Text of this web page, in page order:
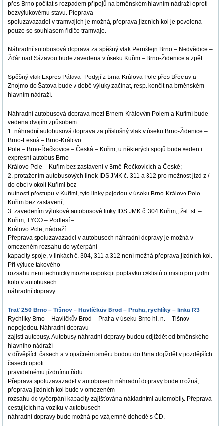
přes Brno počítat s rozpadem přípojů na brněnském hlavním nádraží oproti
bezvýlukovému stavu. Přeprava
spoluzavazadel v tramvajích je možná, přeprava jízdních kol je povolena
pouze se souhlasem řidiče tramvaje.
Náhradní autobusová doprava za spěšný vlak Pernštejn Brno – Nedvědice –
Žďár nad Sázavou bude zavedena v úseku Kuřim – Brno-Židenice a zpět.
Spěšný vlak Expres Pálava–Podyjí z Brna-Králova Pole přes Břeclav a
Znojmo do Šatova bude v době výluky začínat, resp. končit na brněnském
hlavním nádraží.
Náhradní autobusová doprava mezi Brnem-Královým Polem a Kuřimí bude
vedena dvojím způsobem:
1. náhradní autobusová doprava za příslušný vlak v úseku Brno-Židenice –
Brno-Lesná – Brno-Královo
Pole – Brno-Řečkovice – Česká – Kuřim, u některých spojů bude veden i
expresní autobus Brno-
Královo Pole – Kuřim bez zastavení v Brně-Řečkovicích a České;
2. protažením autobusových linek IDS JMK č. 311 a 312 pro možnost jízd z /
do obcí v okolí Kuřimi bez
nutnosti přestupu v Kuřimi, tyto linky pojedou v úseku Brno-Královo Pole –
Kuřim bez zastavení;
3. zavedením výlukové autobusové linky IDS JMK č. 304 Kuřim,, žel. st. –
Kuřim, TYCO – Podlesí –
Královo Pole, nádraží.
Přeprava spoluzavazadel v autobusech náhradní dopravy je možná v
omezeném rozsahu do vyčerpání
kapacity spoje, v linkách č. 304, 311 a 312 není možná přeprava jízdních kol.
Při výluce takového
rozsahu není technicky možné uspokojit poptávku cyklistů o místo pro jízdní
kolo v autobusech
náhradní dopravy.
Trať 250 Brno – Tišnov – Havlíčkův Brod – Praha, rychlíky – linka R3
Rychlíky Brno – Havlíčkův Brod – Praha v úseku Brno hl. n. – Tišnov
nepojedou. Náhradní dopravu
zajistí autobusy. Autobusy náhradní dopravy budou odjíždět od brněnského
hlavního nádraží
v dřívějších časech a v opačném směru budou do Brna dojíždět v pozdějších
časech oproti
pravidelnému jízdnímu řádu.
Přeprava spoluzavazadel v autobusech náhradní dopravy bude možná,
přeprava jízdních kol bude v omezeném
rozsahu do vyčerpání kapacity zajišťována nákladními automobily. Přeprava
cestujících na vozíku v autobusech
náhradní dopravy bude možná po vzájemné dohodě s ČD.